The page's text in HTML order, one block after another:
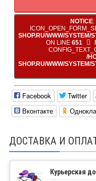
NOTICE
SHOP.RU/WWW/SYSTEM/
ON LINE 651
/
SHOP.RU/WWW/SYSTEM/
Facebook Twitter
Вконтакте
ДОСТАВКА И
Курьерская